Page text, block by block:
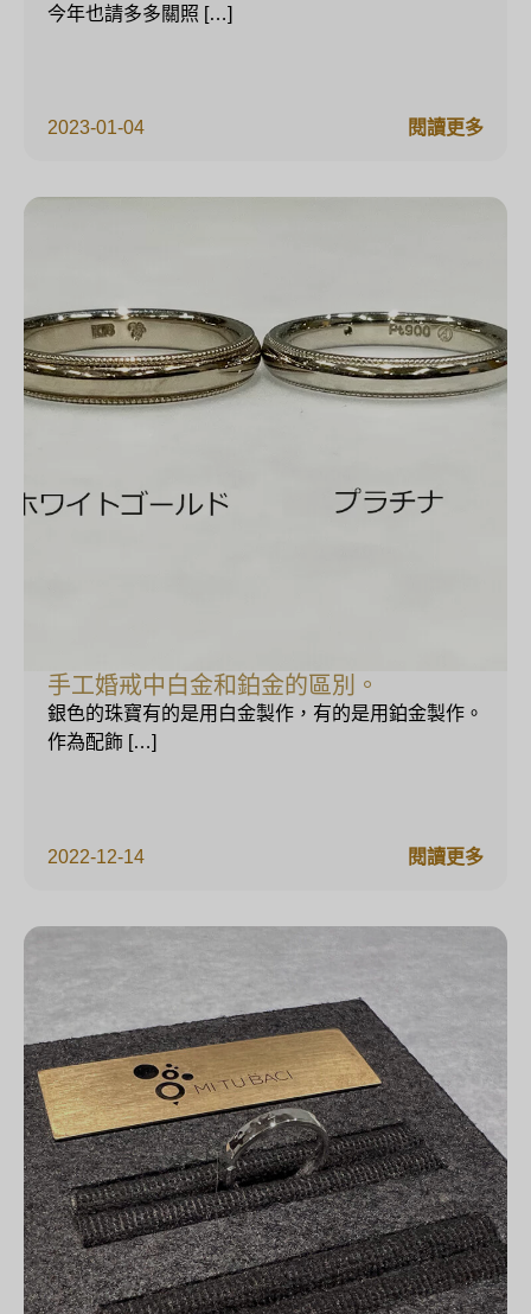
2023-01-04
今年也請多多關照 […]
閱讀更多
手工婚戒中白金和鉑金的區別。
2022-12-14
銀色的珠寶有的是用白金製作，有的是用鉑金製作。
作為配飾 […]
閱讀更多